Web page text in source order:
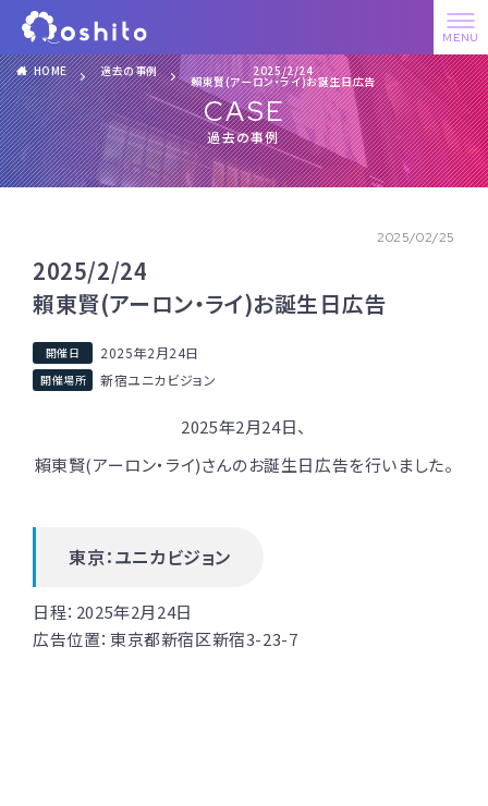
HOME 過去の事例 2025/2/24
賴東賢(アーロン・ライ)お誕生日広告
CASE
過去の事例
2025/02/25
2025/2/24
賴東賢(アーロン・ライ)お誕生日広告
2025年2月24日
新宿ユニカビジョン
2025年2月24日、
賴東賢(アーロン・ライ)さんのお誕生日広告を行いました。
東京：ユニカビジョン
日程：2025年2月24日
広告位置： 東京都新宿区新宿3-23-7